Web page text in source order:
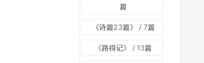
篇
《诗篇23篇》 / 7篇
《路得记》 / 13篇